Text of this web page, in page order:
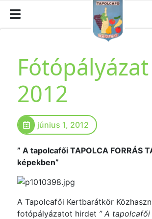
Fótópályázat
2012
június 1, 2012
” A tapolcafői TAPOLCA FORRÁS
képekben”
A Tapolcafői Kertbarátkör
fotópályázatot hirdet ” A tapolcafői